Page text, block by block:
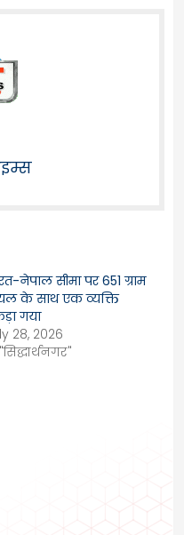
नेपाल सीमा पर 651 ग्राम
के साथ एक व्यक्ति
गया
28, 2026